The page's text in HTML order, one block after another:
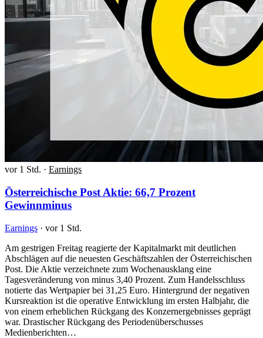
vor 1 Std. · Earnings
Österreichische Post Aktie: 66,7 Prozent
Gewinnminus
Earnings · vor 1 Std.
Am gestrigen Freitag reagierte der Kapitalmarkt mit deutlichen
Abschlägen auf die neuesten Geschäftszahlen der Österreichischen
Post. Die Aktie verzeichnete zum Wochenausklang eine
Tagesveränderung von minus 3,40 Prozent. Zum Handelsschluss
notierte das Wertpapier bei 31,25 Euro. Hintergrund der negativen
Kursreaktion ist die operative Entwicklung im ersten Halbjahr, die
von einem erheblichen Rückgang des Konzernergebnisses geprägt
war. Drastischer Rückgang des Periodenüberschusses
Medienberichten…